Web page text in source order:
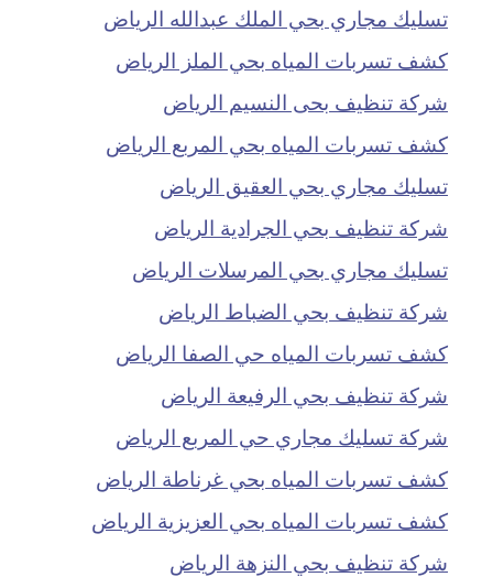
تسليك مجاري بحي الملك عبدالله الرياض
كشف تسربات المياه بحي الملز الرياض
شركة تنظيف بحى النسيم الرياض
كشف تسربات المياه بحي المربع الرياض
تسليك مجاري بحي العقيق الرياض
شركة تنظيف بحي الجرادية الرياض
تسليك مجاري بحي المرسلات الرياض
شركة تنظيف بحي الضباط الرياض
كشف تسربات المياه حي الصفا الرياض
شركة تنظيف بحي الرفيعة الرياض
شركة تسليك مجاري حي المربع الرياض
كشف تسربات المياه بحي غرناطة الرياض
كشف تسربات المياه بحي العزيزية الرياض
شركة تنظيف بحي النزهة الرياض